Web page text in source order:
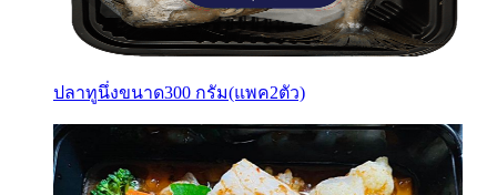
ปลาทูนึ่งขนาด300 กรัม(แพค2ตัว)